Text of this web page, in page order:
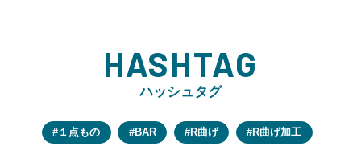
HASHTAG
ハッシュタグ
１点もの BAR R曲げ R曲げ加工